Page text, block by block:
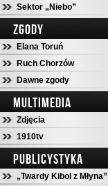
Sektor „Niebo”
ZGODY
Elana Toruń
Ruch Chorzów
Dawne zgody
MULTIMEDIA
Zdjęcia
1910tv
PUBLICYSTYKA
„Twardy Kibol z Młyna”